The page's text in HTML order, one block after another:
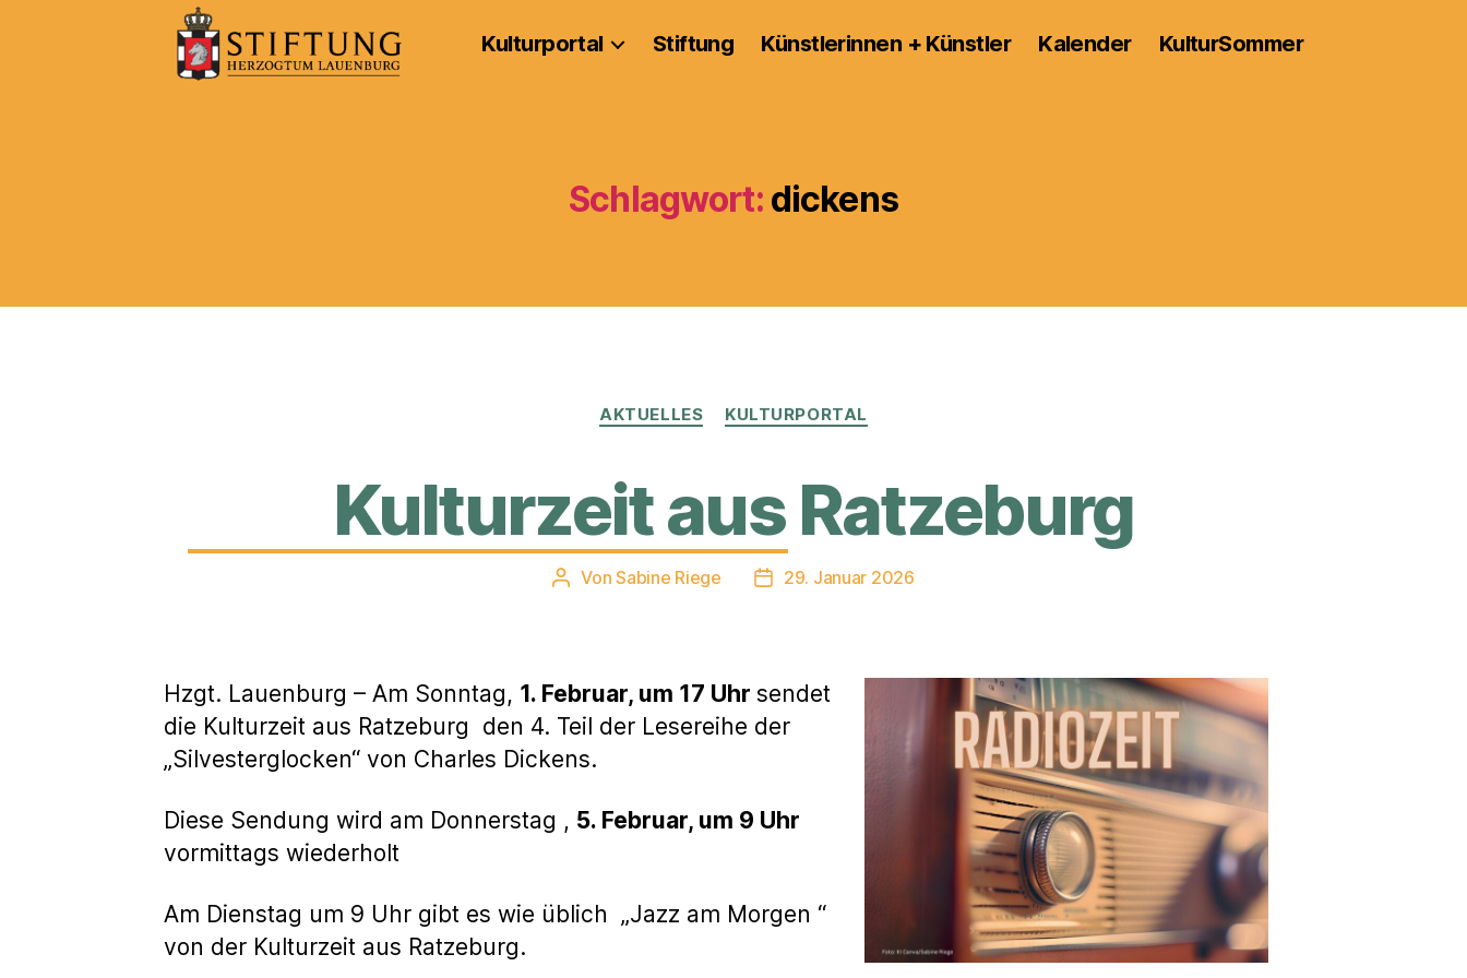
Kulturportal Stiftung Künstlerinnen + Künstler Kalender KulturSommer
Schlagwort: dickens
Kategorien
AKTUELLES KULTURPORTAL
Kulturzeit aus Ratzeburg
Beitragsautor
VonSabine Riege Veröffentlichungsdatum
29. Januar 2026
Hzgt. Lauenburg – Am Sonntag, 1. Februar, um 17 Uhr sendet
die Kulturzeit aus Ratzeburg den 4. Teil der Lesereihe der
„Silvesterglocken“ von Charles Dickens.
Diese Sendung wird am Donnerstag , 5. Februar, um 9 Uhr
vormittags wiederholt
Am Dienstag um 9 Uhr gibt es wie üblich „Jazz am Morgen “
von der Kulturzeit aus Ratzeburg.